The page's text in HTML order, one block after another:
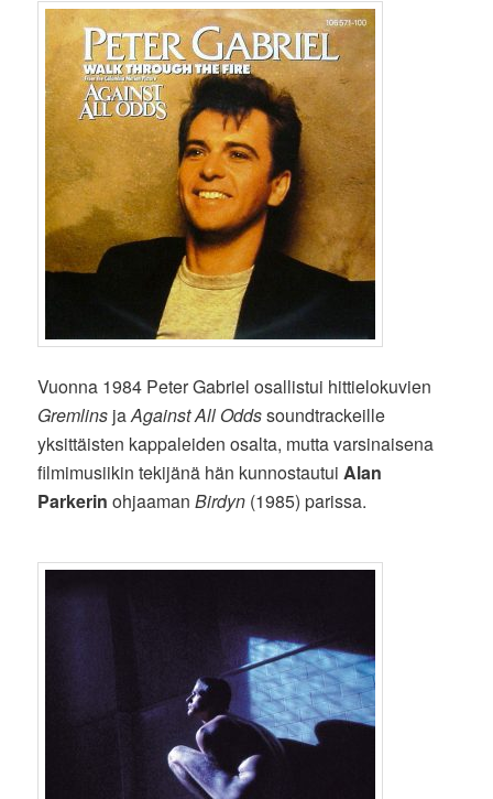
Vuonna 1984 Peter Gabriel osallistui hittielokuvien
Gremlins jaAgainst All Oddssoundtrackeille
yksittäisten kappaleiden osalta, mutta varsinaisena
filmimusiikin tekijänä hän kunnostautuiAlan
Parkerin ohjaamanBirdyn (1985) parissa.